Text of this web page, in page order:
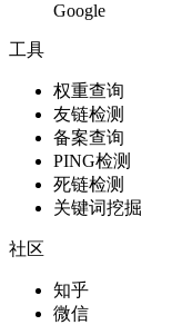
Google
工具
权重查询
友链检测
备案查询
PING检测
死链检测
关键词挖掘
社区
知乎
微信